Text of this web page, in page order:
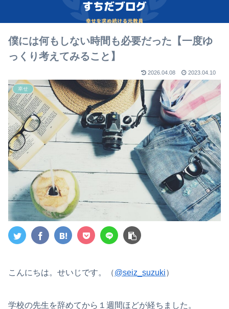
僕には何もしない時間も必要だった【一度ゆ
っくり考えてみること】
2026.04.08 2023.04.10
幸せ
こんにちは。せいじです。（@seiz_suzuki）
学校の先生を辞めてから１週間ほどが経ちました。